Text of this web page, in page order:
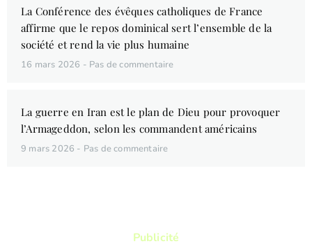
La Conférence des évêques catholiques de France
affirme que le repos dominical sert l’ensemble de la
société et rend la vie plus humaine
16 mars 2026 Pas de commentaire
La guerre en Iran est le plan de Dieu pour provoquer
l’Armageddon, selon les commandent américains
9 mars 2026 Pas de commentaire
Publicité